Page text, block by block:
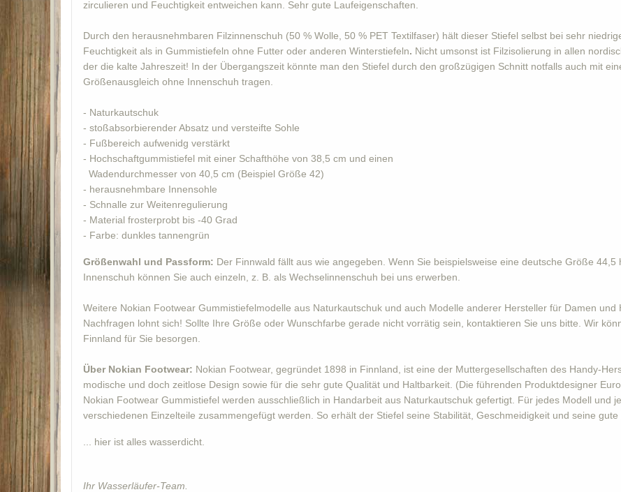
zirculieren und Feuchtigkeit entweichen kann. Sehr gute Laufeigenschaften.
Durch den herausnehmbaren Filzinnenschuh (50 % Wolle, 50 % PET Textilfaser) hält dieser Stiefel selbst bei sehr
Feuchtigkeit als in Gummistiefeln ohne Futter oder anderen Winterstiefeln. Nicht umsonst ist Filzisolierung in allen
der die kalte Jahreszeit! In der Übergangszeit könnte man den Stiefel durch den großzügigen Schnitt notfalls auch mit
Größenausgleich ohne Innenschuh tragen.
- Naturkautschuk
- stoßabsorbierender Absatz und versteifte Sohle
- Fußbereich aufwenidg verstärkt
- Hochschaftgummistiefel mit einer Schafthöhe von 38,5 cm und einen
Wadendurchmesser von 40,5 cm (Beispiel Größe 42)
- herausnehmbare Innensohle
- Schnalle zur Weitenregulierung
- Material frosterprobt bis -40 Grad
- Farbe: dunkles tannengrün
Größenwahl und Passform: Der Finnwald fällt aus wie angegeben. Wenn Sie beispielsweise eine deutsche Größe
Innenschuh können Sie auch einzeln, z. B. als Wechselinnenschuh bei uns erwerben.
Weitere Nokian Footwear Gummistiefelmodelle aus Naturkautschuk und auch Modelle anderer Hersteller für Damen und
Nachfragen lohnt sich! Sollte Ihre Größe oder Wunschfarbe gerade nicht vorrätig sein, kontaktieren Sie uns bitte. Wir
Finnland für Sie besorgen.
Über Nokian Footwear: Nokian Footwear, gegründet 1898 in Finnland, ist eine der Muttergesellschaften des Handy-
modische und doch zeitlose Design sowie für die sehr gute Qualität und Haltbarkeit. (Die führenden Produktdesigner
Nokian Footwear Gummistiefel werden ausschließlich in Handarbeit aus Naturkautschuk gefertigt. Für jedes Modell und
verschiedenen Einzelteile zusammengefügt werden. So erhält der Stiefel seine Stabilität, Geschmeidigkeit und seine gute
... hier ist alles wasserdicht.
Ihr Wasserläufer-Team.